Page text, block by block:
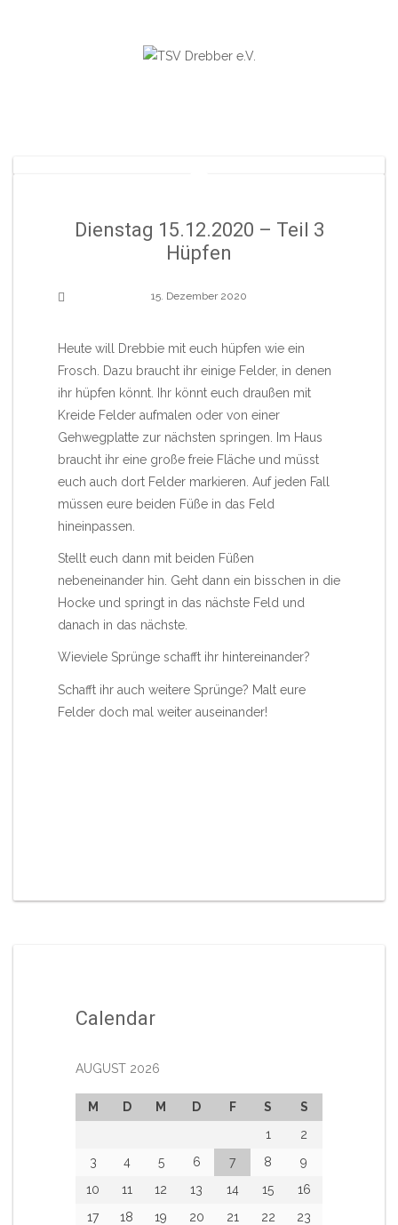
Dienstag 15.12.2020 – Teil 3
Hüpfen
15. Dezember 2020
Heute will Drebbie mit euch hüpfen wie ein
Frosch. Dazu braucht ihr einige Felder, in denen
ihr hüpfen könnt. Ihr könnt euch draußen mit
Kreide Felder aufmalen oder von einer
Gehwegplatte zur nächsten springen. Im Haus
braucht ihr eine große freie Fläche und müsst
euch auch dort Felder markieren. Auf jeden Fall
müssen eure beiden Füße in das Feld
hineinpassen.
Stellt euch dann mit beiden Füßen
nebeneinander hin. Geht dann ein bisschen in die
Hocke und springt in das nächste Feld und
danach in das nächste.
Wieviele Sprünge schafft ihr hintereinander?
Schafft ihr auch weitere Sprünge? Malt eure
Felder doch mal weiter auseinander!
Calendar
AUGUST 2026
M D M D F S
S
1
2
3
4 5 6 7 8
9
10
11 12 13 14 15
16
17
18 19 20 21 22
23